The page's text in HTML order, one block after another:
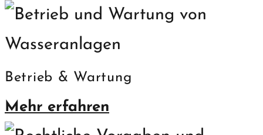
Betrieb & Wartung
Mehr erfahren